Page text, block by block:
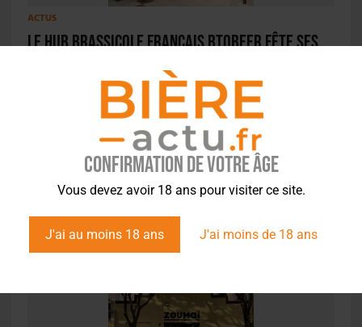
Confirmation de votre âge
Vous devez avoir 18 ans pour visiter ce site.
J'ai au moins 18 ans J'ai moins de 18 ans
ACTUS
Le hub brassicole français BtoBeer fête ses
,STYLES
Fauve fête son anniversaire avec une
sélection exclusive de houblons US